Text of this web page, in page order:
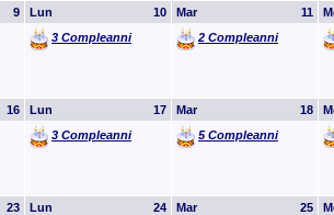
9 10
Lun
3 Compleanni
11
Mar
2 Compleanni
16 17
Lun
3 Compleanni
18
Mar
5 Compleanni
23 24
Lun
25
Mar